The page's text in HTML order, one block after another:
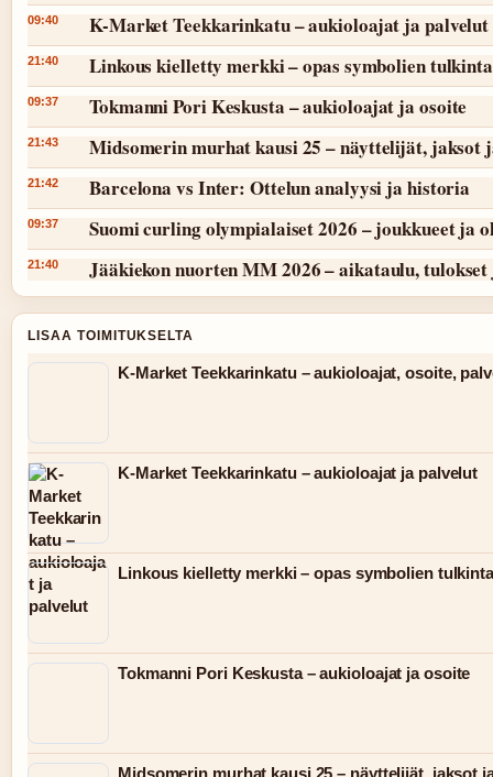
09:40 K-Market Teekkarinkatu – aukioloajat ja palvelut
21:40 Linkous kielletty merkki – opas symbolien
09:37 Tokmanni Pori Keskusta – aukioloajat ja osoite
21:43 Midsomerin murhat kausi 25 – näyttelijät, jaksot
21:42 Barcelona vs Inter: Ottelun analyysi ja historia
09:37 Suomi curling olympialaiset 2026 – joukkueet ja
21:40 Jääkiekon nuorten MM 2026 – aikataulu,
LISAA TOIMITUKSELTA
K-Market Teekkarinkatu – aukioloajat, osoite,
K-Market Teekkarinkatu – aukioloajat ja palvelut
Linkous kielletty merkki – opas symbolien
Tokmanni Pori Keskusta – aukioloajat ja osoite